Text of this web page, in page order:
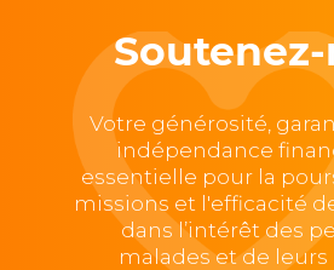
Votre générosité,
indépendance
essentielle pour la
missions et l'efficacité
dans l’intérêt des
malades et de leurs